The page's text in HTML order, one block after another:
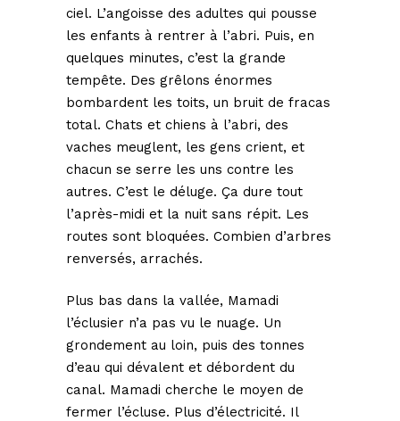
ciel. L’angoisse des adultes qui pousse
les enfants à rentrer à l’abri. Puis, en
quelques minutes, c’est la grande
tempête. Des grêlons énormes
bombardent les toits, un bruit de fracas
total. Chats et chiens à l’abri, des
vaches meuglent, les gens crient, et
chacun se serre les uns contre les
autres. C’est le déluge. Ça dure tout
l’après-midi et la nuit sans répit. Les
routes sont bloquées. Combien d’arbres
renversés, arrachés.
Plus bas dans la vallée, Mamadi
l’éclusier n’a pas vu le nuage. Un
grondement au loin, puis des tonnes
d’eau qui dévalent et débordent du
canal. Mamadi cherche le moyen de
fermer l’écluse. Plus d’électricité. Il